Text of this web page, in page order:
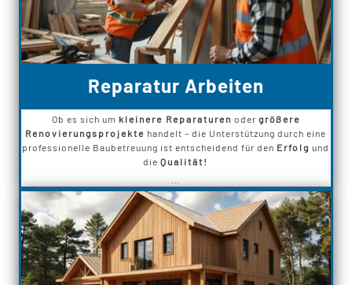
Reparatur Arbeiten
Ob es sich um kleinere Reparaturen oder größere
Renovierungsprojekte handelt – die Unterstützung durch eine
professionelle Baubetreuung ist entscheidend für den Erfolg und
dieQualität!